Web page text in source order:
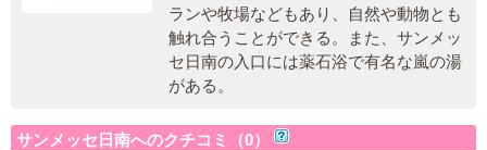
ランや牧場などもあり、自然や動物とも
触れ合うことができる。また、サンメッ
セ日南の入口には薬石浴で有名な嵐の湯
がある。
サンメッセ日南へのクチコミ（0）